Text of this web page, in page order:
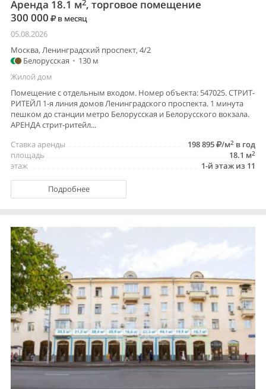
Аренда 18.1 м2, торговое помещение
300 000
в месяц
05.08.2026
Москва, Ленинградский проспект, 4/2
Белорусская • 130 м
Жилой дом
Помещение с отдельным входом. Номер объекта: 547025. СТРИТ-
РИТЕЙЛ 1-я линия домов Ленинградского проспекта. 1 минута
пешком до станции метро Белорусская и Белорусского вокзала.
АРЕНДА стрит-ритейл...
198 895
/м2 в год
Ставка аренды
18.1 м2
площадь
1-й этаж из 11
этаж
Подробнее